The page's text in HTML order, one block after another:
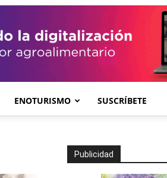
ENOTURISMO SUSCRÍBETE
Publicidad